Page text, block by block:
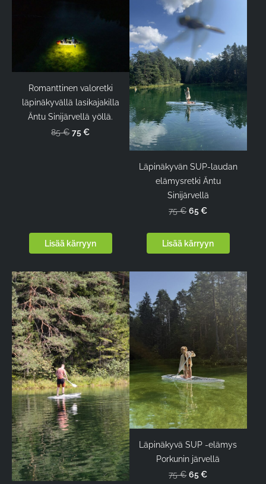
Romanttinen valoretki
läpinäkyvällä lasikajakilla
Äntu Sinijärvellä yöllä.
85 € 75 €
Lisää kärryyn
Läpinäkyvän SUP-laudan
elämysretki Äntu
Sinijärvellä
75 € 65 €
Lisää kärryyn
Läpinäkyvä SUP -elämys
Porkunin järvellä
75 € 65 €